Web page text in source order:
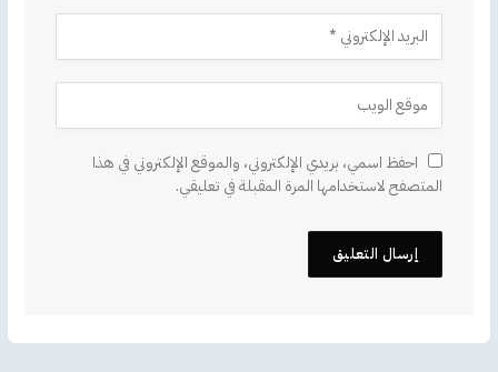
احفظ اسمي، بريدي الإلكتروني، والموقع الإلكتروني في هذا
المتصفح لاستخدامها المرة المقبلة في تعليقي.